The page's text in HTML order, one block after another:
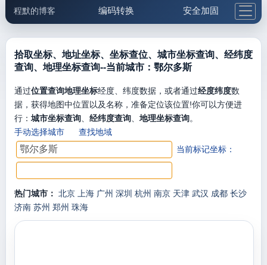
程默的博客 编码转换 安全加固
邮件工具 生活便民 更多工具
5.1支付宝大红包
拾取坐标、地址坐标、坐标查位、城市坐标查询、经纬度
查询、地理坐标查询--当前城市：鄂尔多斯
通过位置查询地理坐标经度、纬度数据，或者通过经度纬度数
据，获得地图中位置以及名称，准备定位该位置!你可以方便进
行： 城市坐标查询、 经纬度查询、 地理坐标查询。
手动选择城市
查找地域
当前标记坐标：
热门城市： 北京 上海 广州 深圳 杭州 南京 天津 武汉 成都 长沙
济南 苏州 郑州 珠海